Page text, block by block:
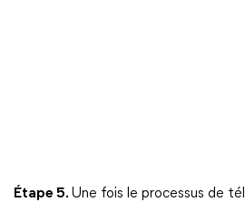
Étape 5. Une fois le processus de